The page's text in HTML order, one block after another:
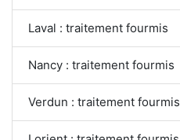
Laval : traitement fourmis
Nancy : traitement fourmis
Verdun : traitement fourmis